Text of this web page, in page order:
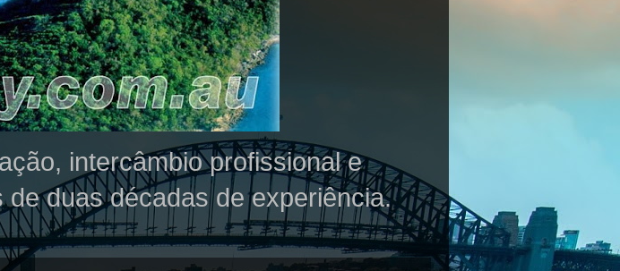
intercâmbio profissional e
duas décadas de experiência.